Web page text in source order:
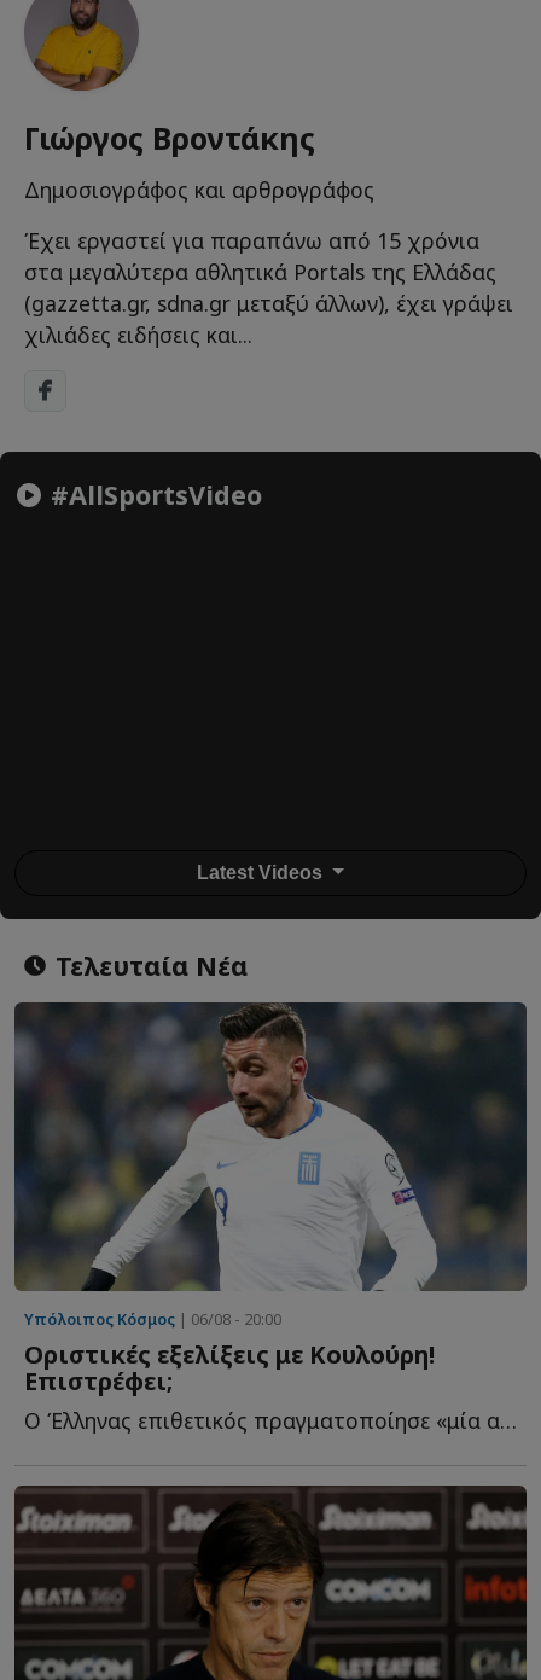
Γιώργος Βροντάκης
Δημοσιογράφος και αρθρογράφος
Έχει εργαστεί για παραπάνω από 15 χρόνια
στα μεγαλύτερα αθλητικά Portals της Ελλάδας
(gazzetta.gr, sdna.gr μεταξύ άλλων), έχει γράψει
χιλιάδες ειδήσεις και...
#AllSportsVideo
Latest Videos
Τελευταία Νέα
Υπόλοιπος Κόσμος | 06/08 - 20:00
Οριστικές εξελίξεις με Κουλούρη!
Επιστρέφει;
O Έλληνας επιθετικός πραγματοποίησε «μία από τις πιο ε...